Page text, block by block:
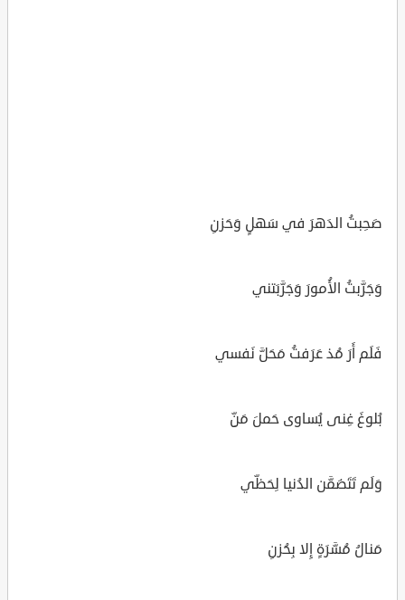
صَحِبتُ الدَهرَ في سَهلٍ وَحَزنِ
وَجَرَّبتُ الأُمورَ وَجَرَّبَتني
فَلَم أَرَ مُذ عَرَفتُ مَحَلَّ نَفسي
بُلوغَ غِنى يُساوى حَملَ مَنِّ
وَلَم تَتَضَمَّن الدُنيا لِحَظّي
مَنالُ مُسَّرَةٍ إِلا بِحُزنِ